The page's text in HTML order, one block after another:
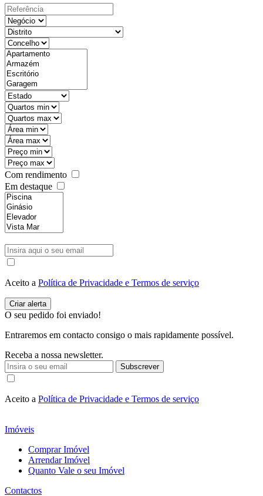
Com rendimento
Em destaque
Aceito a Política de Privacidade e Termos de serviço
O seu pedido foi enviado!
Entraremos em contacto consigo o mais rapidamente possível.
Receba a nossa newsletter.
Subscrever
Aceito a Política de Privacidade e Termos de serviço
Imóveis
Comprar Imóvel
Arrendar Imóvel
Quanto Vale o seu Imóvel
Contactos